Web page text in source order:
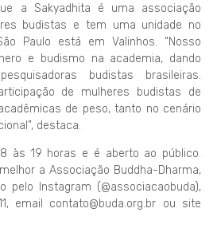
a Sakyadhita é uma associação
budistas e tem uma unidade no
Paulo está em Valinhos. “Nosso
e budismo na academia, dando
budistas brasileiras.
de mulheres budistas de
de peso, tanto no cenário
destaca.
às 19 horas e é aberto ao público.
a Associação Buddha-Dharma,
pelo Instagram (@associacaobuda),
email contato@buda.org.br ou site